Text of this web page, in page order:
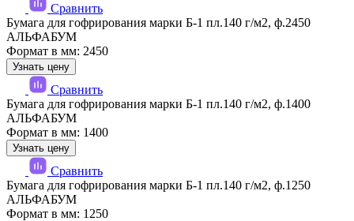
Сравнить
Бумага для гофрирования марки Б-1 пл.140 г/м2, ф.2450
АЛЬФАБУМ
Формат в мм: 2450
Узнать цену
Сравнить
Бумага для гофрирования марки Б-1 пл.140 г/м2, ф.1400
АЛЬФАБУМ
Формат в мм: 1400
Узнать цену
Сравнить
Бумага для гофрирования марки Б-1 пл.140 г/м2, ф.1250
АЛЬФАБУМ
Формат в мм: 1250